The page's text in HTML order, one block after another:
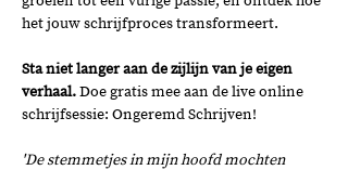
het jouw schrijfproces transformeert.
Sta niet langer aan de zijlijn van je eigen
verhaal. Doe gratis mee aan de live online
schrijfsessie: Ongeremd Schrijven!
'De stemmetjes in mijn hoofd mochten